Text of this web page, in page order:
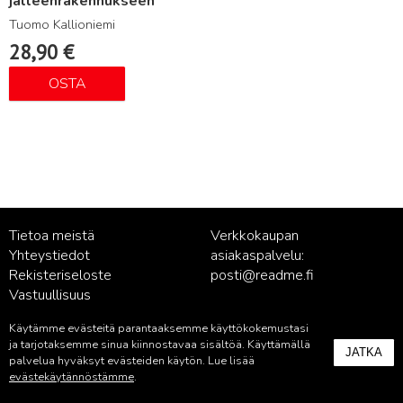
Tuomo Kallioniemi
28,90 €
OSTA
Tietoa meistä
Yhteystiedot
Rekisteriseloste
Vastuullisuus
Verkkokaupan
asiakaspalvelu:
posti@readme.fi
Kustantamon asiakaspalvelu:
palvelu@readme.fi
Käytämme evästeitä parantaaksemme käyttökokemustasi
ja tarjotaksemme sinua kiinnostavaa sisältöä. Käyttämällä
palvelua hyväksyt evästeiden käytön. Lue lisää
evästekäytännöstämme.
JATKA